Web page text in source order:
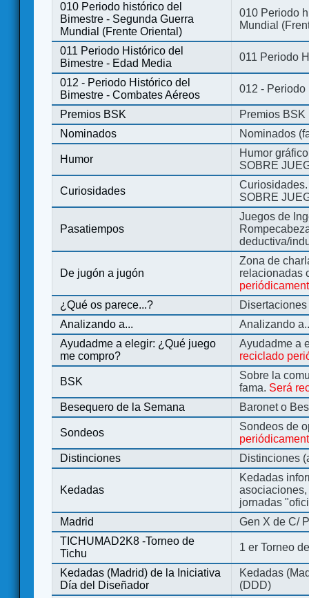
010 Periodo histórico del
Bimestre - Segunda Guerra
Mundial (Frente Oriental)
010 Periodo
Mundial
011 Periodo Histórico del
Bimestre - Edad Media
011 Periodo
012 - Periodo Histórico del
Bimestre - Combates Aéreos
012 - Periodo
Premios BSK
Premios BSK
Nominados
Nominados
Humor
Humor
SOBRE
Curiosidades
SOBRE
Pasatiempos
Juegos de
deductiva/
De jugón a jugón
Zona de
relacionadas
¿Qué os parece...?
Analizando a...
Analizando
Ayudadme a elegir: ¿Qué juego
me compro?
Ayudadme a
reciclado
BSK
Sobre la
fama. Será
Besequero de la Semana
Baronet o
Sondeos
Sondeos de
Distinciones
Distinciones
Kedadas
Kedadas
jornadas
Madrid
Gen X de C/
TICHUMAD2K8 -Torneo de
Tichu
1 er Torneo
Kedadas (Madrid) de la Iniciativa
Día del Diseñador
Kedadas
(DDD)